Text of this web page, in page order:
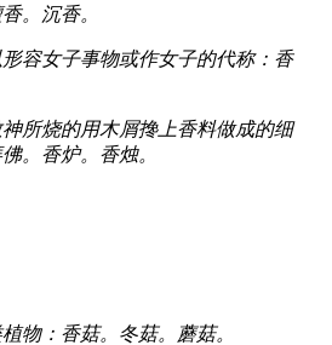
。沉香。
形容女子事物或作女子的代称：香
神所烧的用木屑搀上香料做成的细
。香炉。香烛。
物：香菇。冬菇。蘑菇。